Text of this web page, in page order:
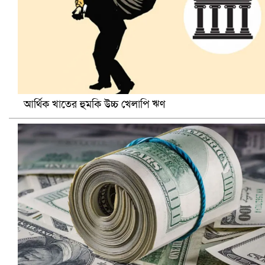
ভারতে ভয়াবহ সড়ক দুর্ঘটনা, নিহত ১৫
আর্থিক খাতের হুমকি উচ্চ খেলাপি ঋণ